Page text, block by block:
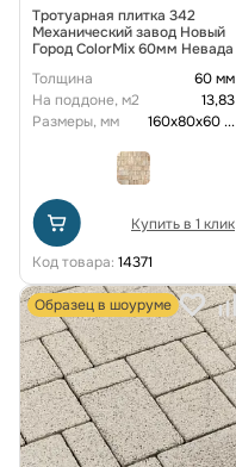
Тротуарная плитка 342
Механический завод Новый
Город ColorMix 60мм Невада
Толщина
60 мм
На поддоне, м2
13,83
Размеры, мм
160х80х60...
Купить в 1 клик
Код товара: 14371
Образец в шоуруме